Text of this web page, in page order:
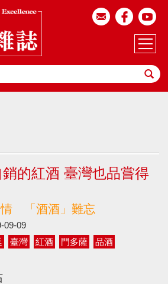
的紅酒 臺灣也品嘗得
情 「酒酒」難忘
09-09
臺灣 紅酒 門多薩 品酒